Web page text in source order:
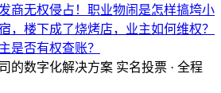
商无权侵占！ 职业物闹是怎样搞垮小
，楼下成了烧烤店，业主如何维权？
是否有权查账？
的数字化解决方案 实名投票 · 全程